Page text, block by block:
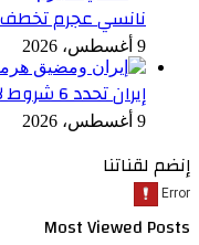
نانسي عجرم تخطف
9 أغسطس، 2026
إيران تحدد 6 شروط لإعادة فتح مضيق هرمز
9 أغسطس، 2026
إنضم لقناتنا
Most Viewed Posts